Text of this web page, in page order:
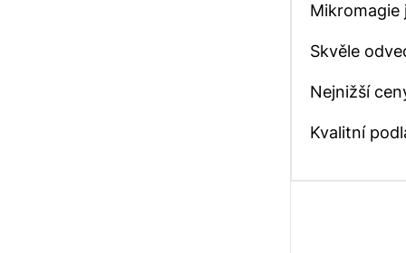
Mikromagie
Skvěle
Nejnižší
Kvalitní